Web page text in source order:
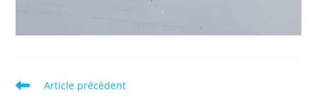
Read
Article précédent